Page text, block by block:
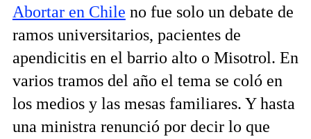
Abortar en Chile no fue solo un debate de
ramos universitarios, pacientes de
apendicitis en el barrio alto o Misotrol. En
varios tramos del año el tema se coló en
los medios y las mesas familiares. Y hasta
una ministra renunció por decir lo que